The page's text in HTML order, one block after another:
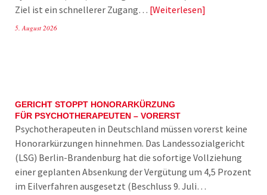
Ziel ist ein schnellerer Zugang… Weiterlesen
5. August 2026
GERICHT STOPPT HONORARKÜRZUNG
FÜR PSYCHOTHERAPEUTEN – VORERST
Psychotherapeuten in Deutschland müssen vorerst keine
Honorarkürzungen hinnehmen. Das Landessozialgericht
(LSG) Berlin-Brandenburg hat die sofortige Vollziehung
einer geplanten Absenkung der Vergütung um 4,5 Prozent
im Eilverfahren ausgesetzt (Beschluss 9. Juli…